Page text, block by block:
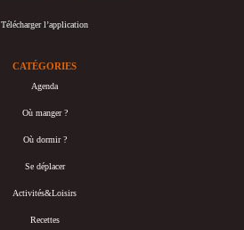
Télécharger l’application
CATÉGORIES
Agenda
Où manger ?
Où dormir ?
Se déplacer
Activités&Loisirs
Recettes